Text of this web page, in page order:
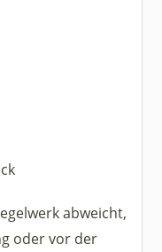
abweicht,
oder vor der